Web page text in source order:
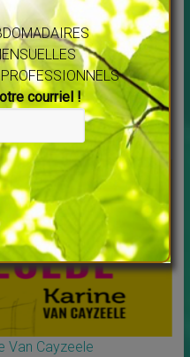
Saint Germain
NOUVEAU
cliquer sur ce lien :[…]
Van Cayzeele
courriel !